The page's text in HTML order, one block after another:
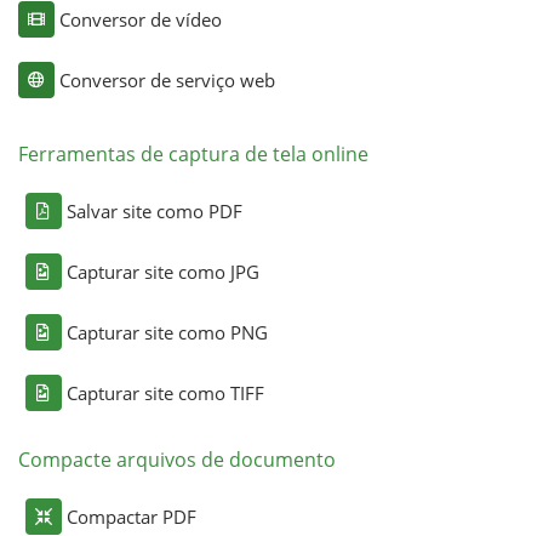
Conversor de vídeo
Conversor de serviço web
Ferramentas de captura de tela online
Salvar site como PDF
Capturar site como JPG
Capturar site como PNG
Capturar site como TIFF
Compacte arquivos de documento
Compactar PDF